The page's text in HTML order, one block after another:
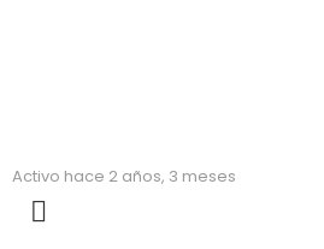
Activo hace 2 años, 3 meses